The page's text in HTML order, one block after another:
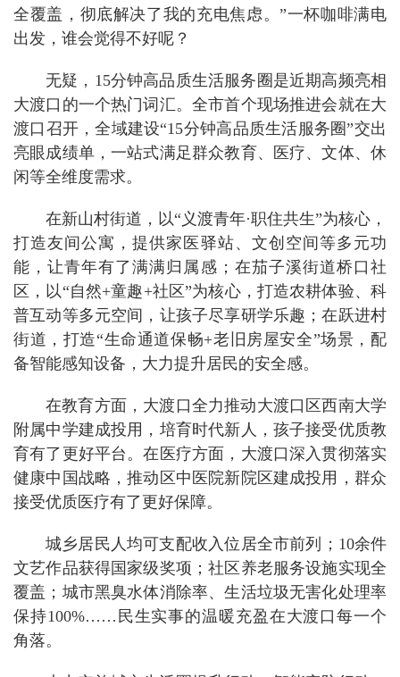
全覆盖，彻底解决了我的充电焦虑。”一杯咖啡满电
出发，谁会觉得不好呢？
无疑，15分钟高品质生活服务圈是近期高频亮相
大渡口的一个热门词汇。全市首个现场推进会就在大
渡口召开，全域建设“15分钟高品质生活服务圈”交出
亮眼成绩单，一站式满足群众教育、医疗、文体、休
闲等全维度需求。
在新山村街道，以“义渡青年·职住共生”为核心，
打造友间公寓，提供家医驿站、文创空间等多元功
能，让青年有了满满归属感；在茄子溪街道桥口社
区，以“自然+童趣+社区”为核心，打造农耕体验、科
普互动等多元空间，让孩子尽享研学乐趣；在跃进村
街道，打造“生命通道保畅+老旧房屋安全”场景，配
备智能感知设备，大力提升居民的安全感。
在教育方面，大渡口全力推动大渡口区西南大学
附属中学建成投用，培育时代新人，孩子接受优质教
育有了更好平台。在医疗方面，大渡口深入贯彻落实
健康中国战略，推动区中医院新院区建成投用，群众
接受优质医疗有了更好保障。
城乡居民人均可支配收入位居全市前列；10余件
文艺作品获得国家级奖项；社区养老服务设施实现全
覆盖；城市黑臭水体消除率、生活垃圾无害化处理率
保持100%……民生实事的温暖充盈在大渡口每一个
角落。